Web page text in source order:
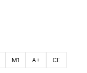
M1 A+ CE